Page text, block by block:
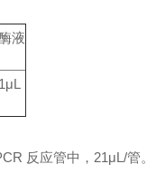
液
1μL
反应管中，21μL/管。